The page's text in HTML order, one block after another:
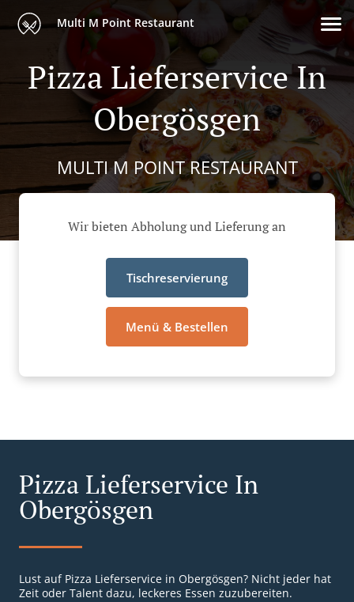
Multi M Point Restaurant
Pizza Lieferservice In
Obergösgen
MULTI M POINT RESTAURANT
Wir bieten Abholung und Lieferung an
Tischreservierung
Menü & Bestellen
Pizza Lieferservice In
Obergösgen
Lust auf Pizza Lieferservice in Obergösgen? Nicht jeder hat
Zeit oder Talent dazu, leckeres Essen zuzubereiten.